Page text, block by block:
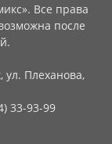
Все права
после
ул. Плеханова,
33-93-99